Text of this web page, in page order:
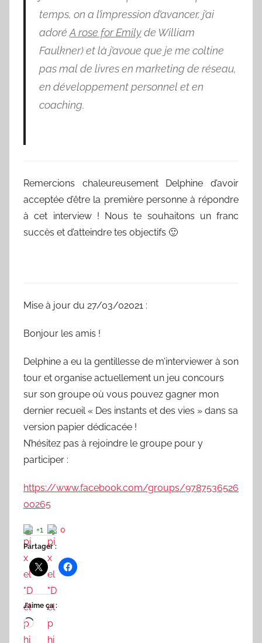
temps, on a l’impression d’avancer, j’ai
adoré A rose for Emilyde William
Faulkner) et là j’avoue que je me coltine
pas mal de livres en marketing de réseau,
en développement personnel et en
coaching.
Remercions chaleureusement Delphine d’avoir
acceptée d’être la première personne à répondre
à cet interview ! Nous te souhaitons un franc
succès et d’atteindre tes objectifs 🙂
Mise à jour du 27/03/02021 :
Bonjour les amis !
Delphine a eu la gentillesse de m’interviewer à son
tour et organise actuellement un jeu concours
sur son groupe où vous pouvez gagner mon
dernier recueil « Des instants et des vies » dans sa
version papier dédicacée !
N’hésitez pas à rejoindre le groupe pour y
participer :
https://www.facebook.com/groups/9787536526
00265
+1 0
Partager :
J’aime ça :
Chargement…